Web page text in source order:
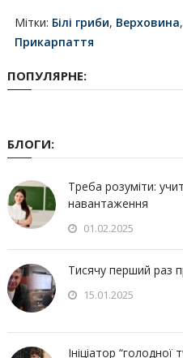
Мітки: Білі гриби, Верховина,
Прикарпаття
ПОПУЛЯРНЕ:
БЛОГИ:
Треба розуміти:
навантаження
01.02.2025
Тисячу перший раз
15.01.2025
Ініціатор “голодної